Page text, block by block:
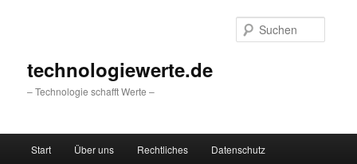
technologiewerte.de
– Technologie schafft Werte –
Start Über uns Rechtliches Datenschutz